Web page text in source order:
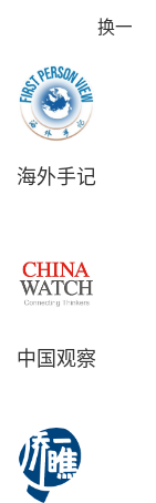
换一批
海外手记
中国观察